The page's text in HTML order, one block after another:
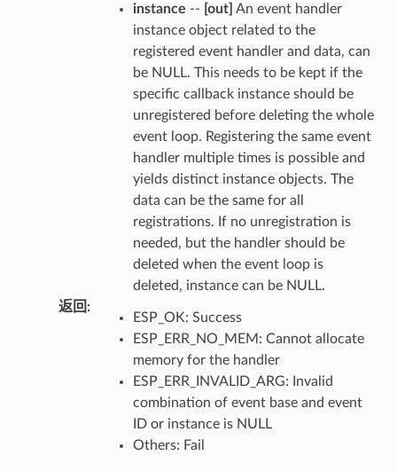
instance -- [out] An event handler
instance object related to the
registered event handler and data, can
be NULL. This needs to be kept if the
specific callback instance should be
unregistered before deleting the whole
event loop. Registering the same event
handler multiple times is possible and
yields distinct instance objects. The
data can be the same for all
registrations. If no unregistration is
needed, but the handler should be
deleted when the event loop is
deleted, instance can be NULL.
返回 :
ESP_OK: Success
ESP_ERR_NO_MEM: Cannot allocate
memory for the handler
ESP_ERR_INVALID_ARG: Invalid
combination of event base and event
ID or instance is NULL
Others: Fail